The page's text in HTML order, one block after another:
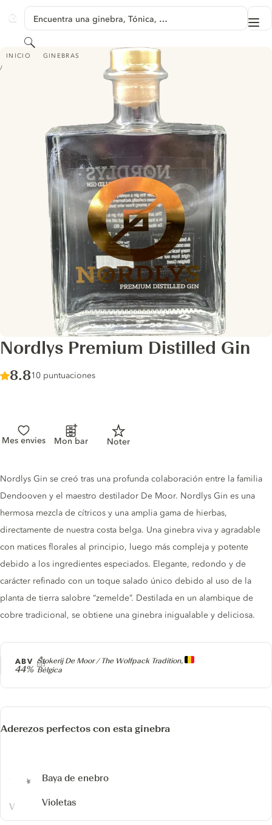
GINVENTORY
Encuentra una ginebra, Tónica, …
Buscar
INICIO GINEBRAS
NORDLYS PREMIUM DISTILLED GIN
Nordlys Premium Distilled Gin
Score :
8.8/ 10
10 puntuaciones
Mes envies Mon bar Noter
Producer
Stokerij De Moor / The Wolfpack Tradition,
Bélgica
ABV
44%
Gin description
Nordlys Gin se creó tras una profunda colaboración entre la familia
Dendooven y el maestro destilador De Moor. Nordlys Gin es una
hermosa mezcla de cítricos y una amplia gama de hierbas,
directamente de nuestra costa belga. Una ginebra viva y agradable
con matices florales al principio, luego más compleja y potente
debido a los ingredientes especiados. Elegante, redondo y de
carácter refinado con un toque salado único debido al uso de la
planta de tierra salobre “zemelde”. Destilada en un alambique de
cobre tradicional, se obtiene una ginebra inigualable y deliciosa.
Aderezos perfectos con esta ginebra
Baya de enebro
Violetas